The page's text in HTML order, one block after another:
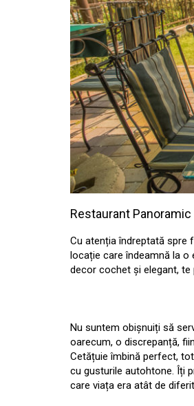
Restaurant
Cu atenția îndreptată spre
locație care îndeamnă la o
decor cochet și elegant, te
Nu suntem obișnuiți să
oarecum, o discrepanță,
Cetățuie îmbină perfect,
cu gusturile autohtone. Îți
care viața era atât de